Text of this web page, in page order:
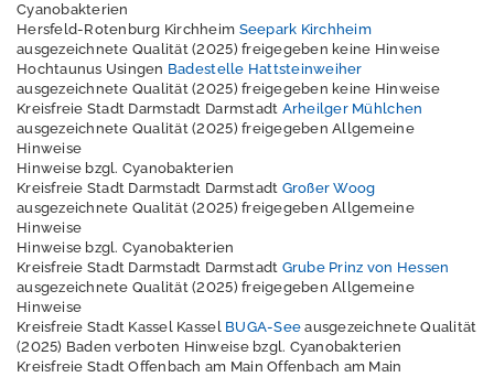
c
e
D
a
t
e
n
s
c
h
u
t
z
Cyanobakterien
Hersfeld-Rotenburg Kirchheim Seepark Kirchheim
ausgezeichnete Qualität (2025) freigegeben keine Hinweise
Hochtaunus Usingen Badestelle Hattsteinweiher
ausgezeichnete Qualität (2025) freigegeben keine Hinweise
Kreisfreie Stadt Darmstadt Darmstadt Arheilger Mühlchen
ausgezeichnete Qualität (2025) freigegeben Allgemeine
Hinweise
Hinweise bzgl. Cyanobakterien
Kreisfreie Stadt Darmstadt Darmstadt Großer Woog
ausgezeichnete Qualität (2025) freigegeben Allgemeine
Hinweise
Hinweise bzgl. Cyanobakterien
Kreisfreie Stadt Darmstadt Darmstadt Grube Prinz von Hessen
ausgezeichnete Qualität (2025) freigegeben Allgemeine
Hinweise
Kreisfreie Stadt Kassel Kassel BUGA-Seeausgezeichnete Qualität
(2025) Baden verboten Hinweise bzgl. Cyanobakterien
Kreisfreie Stadt Offenbach am Main Offenbach am Main